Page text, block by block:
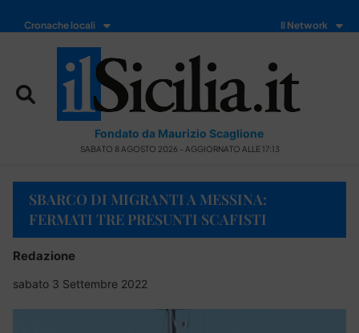
Cronache locali Il Network
Fondato da Maurizio Scaglione
SABATO 8 AGOSTO 2026 - AGGIORNATO ALLE 17:13
SBARCO DI MIGRANTI A MESSINA:
FERMATI TRE PRESUNTI SCAFISTI
Redazione
sabato 3 Settembre 2022